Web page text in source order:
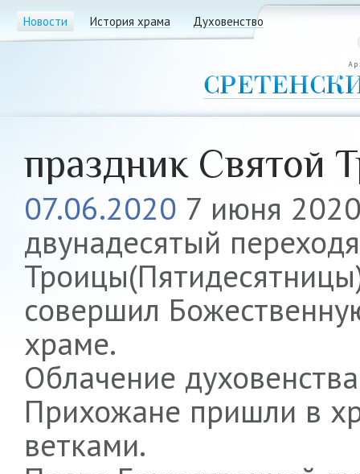
Новости История храма Духовенство
праздник Святой
07.06.2020 7 июня
двунадесятый
совершил
храме.
Облачение
Прихожане пришли в
ветками.